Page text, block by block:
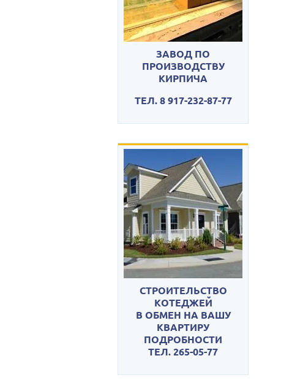
ЗАВОД ПО
ПРОИЗВОДСТВУ
КИРПИЧА
ТЕЛ. 8 917-232-87-77
СТРОИТЕЛЬСТВО
КОТЕДЖЕЙ
В ОБМЕН НА ВАШУ
КВАРТИРУ
ПОДРОБНОСТИ
ТЕЛ. 265-05-77